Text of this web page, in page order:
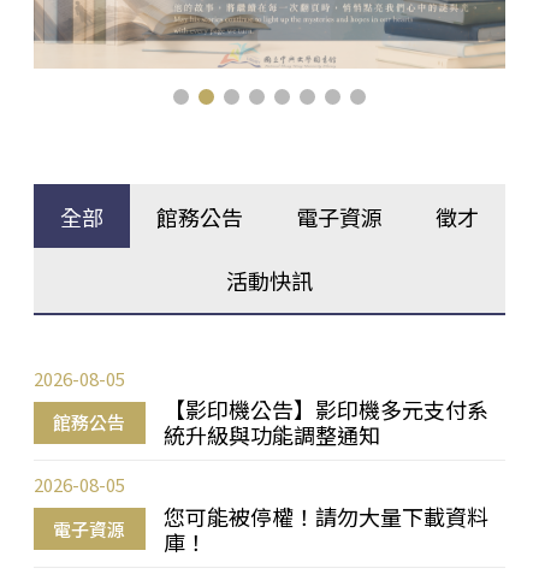
全部 館務公告 電子資源 徵才
活動快訊
館務公告
【影印機公告】影印機多元支付系
統升級與功能調整通知
2026-08-05
電子資源
您可能被停權！請勿大量下載資料
庫！
2026-08-05